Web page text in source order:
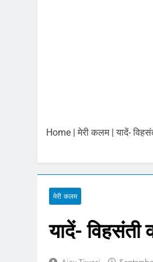
Home |मेरी कलम|यादें-
मेरी कलम
यादें-